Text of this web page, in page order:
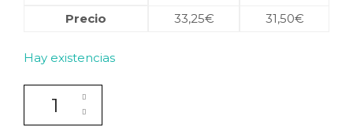
Precio
33,25€ 31,50€
Hay existencias
Acondicionador hidratante de rizos Fondant